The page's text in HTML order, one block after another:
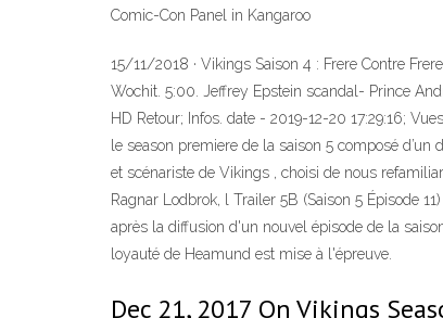
Comic-Con Panel in Kangaroo
15/11/2018 · Vikings Saison 4 : Frere Contre
Wochit. 5:00. Jeffrey Epstein scandal- Prince
HD Retour; Infos. date - 2019-12-20 17:29:16;
le season premiere de la saison 5 composé
et scénariste de Vikings , choisi de nous
Ragnar Lodbrok, l Trailer 5B (Saison 5 Épisode
après la diffusion d'un nouvel épisode de la
loyauté de Heamund est mise à l'épreuve.
Dec 21, 2017 On Vikings